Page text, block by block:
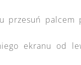
przesuń palcem
ekranu od